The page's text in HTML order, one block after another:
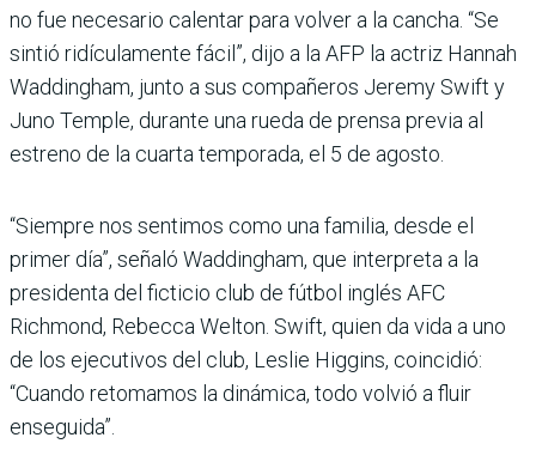
no fue necesario calentar para volver a la cancha. “Se
sintió ridículamente fácil”, dijo a la AFP la actriz Hannah
Waddingham, junto a sus compañeros Jeremy Swift y
Juno Temple, durante una rueda de prensa previa al
estreno de la cuarta temporada, el 5 de agosto.
“Siempre nos sentimos como una familia, desde el
primer día”, señaló Waddingham, que interpreta a la
presidenta del ficticio club de fútbol inglés AFC
Richmond, Rebecca Welton. Swift, quien da vida a uno
de los ejecutivos del club, Leslie Higgins, coincidió:
“Cuando retomamos la dinámica, todo volvió a fluir
enseguida”.